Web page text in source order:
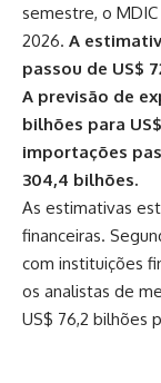
semestre, o
2026. A
passou de US$
A previsão de
bilhões para
importações
304,4 bilhões.
As estimativas
financeiras.
com instituições
os analistas de
US$ 76,2 bilhões